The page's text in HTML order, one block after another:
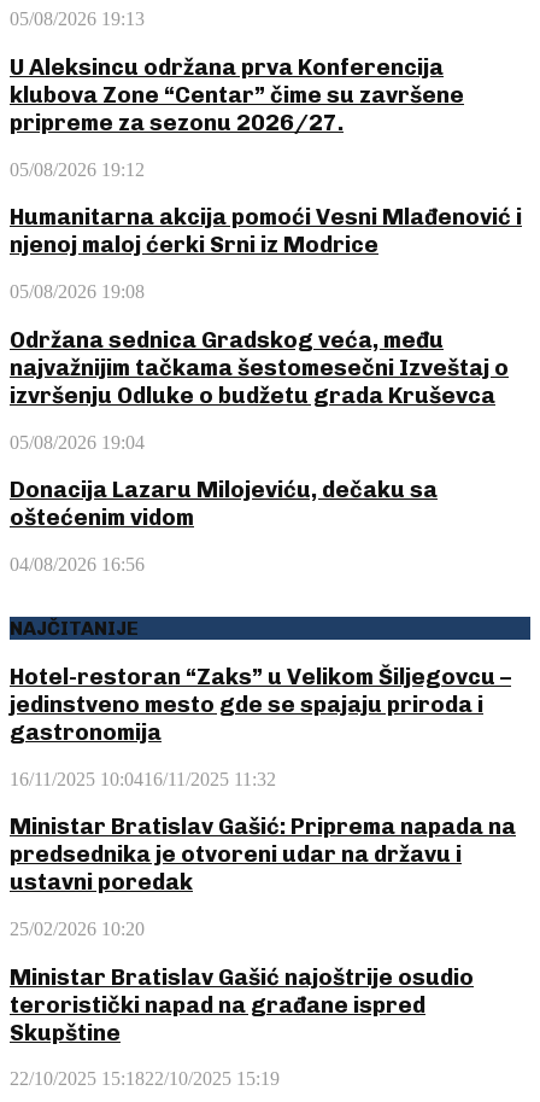
05/08/2026 19:13
U Aleksincu održana prva Konferencija
klubova Zone “Centar” čime su završene
pripreme za sezonu 2026/27.
05/08/2026 19:12
Humanitarna akcija pomoći Vesni Mlađenović i
njenoj maloj ćerki Srni iz Modrice
05/08/2026 19:08
Održana sednica Gradskog veća, među
najvažnijim tačkama šestomesečni Izveštaj o
izvršenju Odluke o budžetu grada Kruševca
05/08/2026 19:04
Donacija Lazaru Milojeviću, dečaku sa
oštećenim vidom
04/08/2026 16:56
NAJČITANIJE
Hotel-restoran “Zaks” u Velikom Šiljegovcu –
jedinstveno mesto gde se spajaju priroda i
gastronomija
16/11/2025 10:0416/11/2025 11:32
Ministar Bratislav Gašić: Priprema napada na
predsednika je otvoreni udar na državu i
ustavni poredak
25/02/2026 10:20
Ministar Bratislav Gašić najoštrije osudio
teroristički napad na građane ispred
Skupštine
22/10/2025 15:1822/10/2025 15:19